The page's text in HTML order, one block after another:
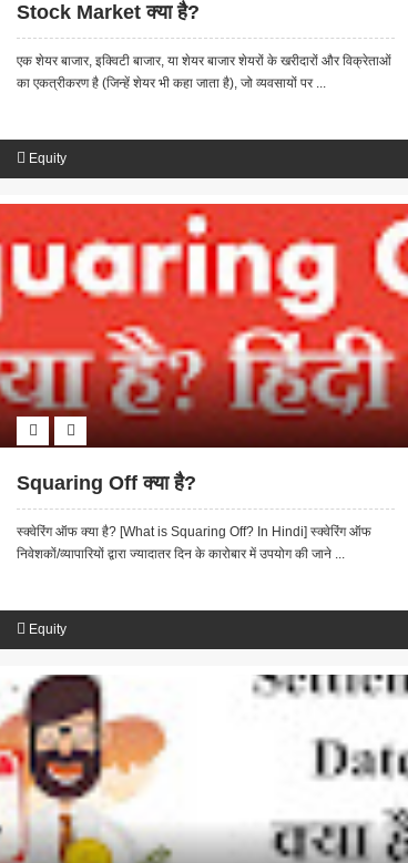
Stock Market क्या है?
एक शेयर बाजार, इक्विटी बाजार, या शेयर बाजार शेयरों के खरीदारों और विक्रेताओं
का एकत्रीकरण है (जिन्हें शेयर भी कहा जाता है), जो व्यवसायों पर ...
Equity
Squaring Off क्या है?
स्क्वेरिंग ऑफ क्या है? [What is Squaring Off? In Hindi] स्क्वेरिंग ऑफ
निवेशकों/व्यापारियों द्वारा ज्यादातर दिन के कारोबार में उपयोग की जाने ...
Equity